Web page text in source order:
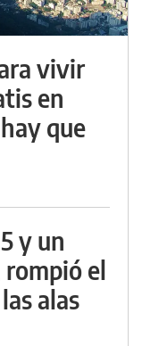
vivir
en
que
y un
rompió el
alas